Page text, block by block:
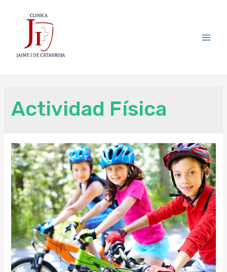
Actividad Física